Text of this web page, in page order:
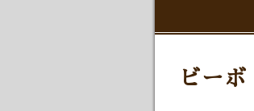
ビーボ